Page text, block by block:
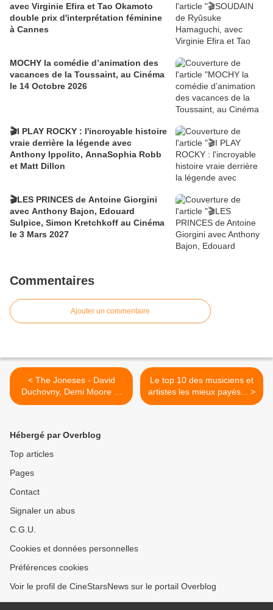
avec Virginie Efira et Tao Okamoto
double prix d'interprétation féminine
à Cannes
MOCHY la comédie d’animation des
vacances de la Toussaint, au Cinéma
le 14 Octobre 2026
🎬I PLAY ROCKY : l'incroyable histoire
vraie derrière la légende avec
Anthony Ippolito, AnnaSophia Robb
et Matt Dillon
🎬LES PRINCES de Antoine Giorgini
avec Anthony Bajon, Edouard
Sulpice, Simon Kretchkoff au Cinéma
le 3 Mars 2027
Commentaires
Ajouter un commentaire
< The Joneses - David
Duchovny, Demi Moore et
Amber Heard réunis
Le top 10 des musiciens et
artistes les mieux payés... >
Hébergé par Overblog
Top articles
Pages
Contact
Signaler un abus
C.G.U.
Cookies et données personnelles
Préférences cookies
Voir le profil de CineStarsNews sur le portail Overblog